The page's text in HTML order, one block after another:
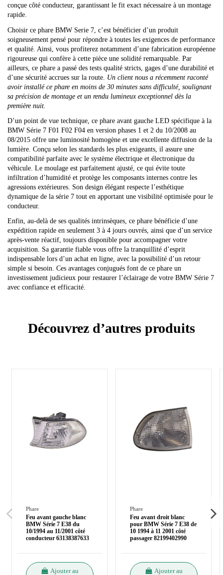
conçue côté conducteur, garantissant le fit exact nécessaire à un montage
rapide.
Choisir ce phare BMW Serie 7, c’est bénéficier d’un produit
soigneusement pensé pour répondre à toutes les exigences de performance
et qualité. Ainsi, vous profiterez notamment d’une fabrication européenne
rigoureuse qui confère à cette pièce une solidité remarquable. Par
ailleurs, ce phare a passé des tests qualité stricts, gages d’une durabilité et
d’une sécurité accrues sur la route. Un client nous a récemment raconté
avoir installé ce phare en moins de 30 minutes sans difficulté, soulignant
sa précision de montage et un rendu lumineux exceptionnel dès la
première nuit.
D’un point de vue technique, ce phare avant gauche LED spécifique à la
BMW Série 7 F01 F02 F04 en version phases 1 et 2 du 10/2008 au
08/2015 offre une luminosité homogène et une excellente diffusion de la
lumière. Conçu selon les standards les plus exigeants, il assure une
compatibilité parfaite avec le système électrique et électronique du
véhicule. Le moulage est parfaitement ajusté, ce qui évite toute
infiltration d’humidité et protège les composants internes contre les
agressions extérieures. Son design élégant respecte l’esthétique
dynamique de la série 7 tout en apportant une visibilité optimisée pour le
conducteur.
Enfin, au-delà de ses qualités intrinsèques, ce phare bénéficie d’une
expédition rapide en seulement 3 à 4 jours ouvrés, ainsi que d’un service
après-vente réactif, toujours disponible pour accompagner votre
acquisition. Sa garantie fiable vous offre la tranquillité d’esprit
indispensable lors d’un achat en ligne, avec la possibilité d’un retour
simple si besoin. Ces avantages conjugués font de ce phare un
investissement judicieux pour restaurer l’éclairage de votre BMW Série 7
avec confiance et efficacité.
Découvrez d’autres produits
Phare
Feu avant gauche blanc
BMW Série 7 E38 du
10/1994 au 11/2001 côté
conducteur 63138387633
Ajouter au
Phare
Feu avant droit blanc
pour BMW Série 7 E38 de
10 1994 à 11 2001 côté
passager 82199402990
Ajouter au